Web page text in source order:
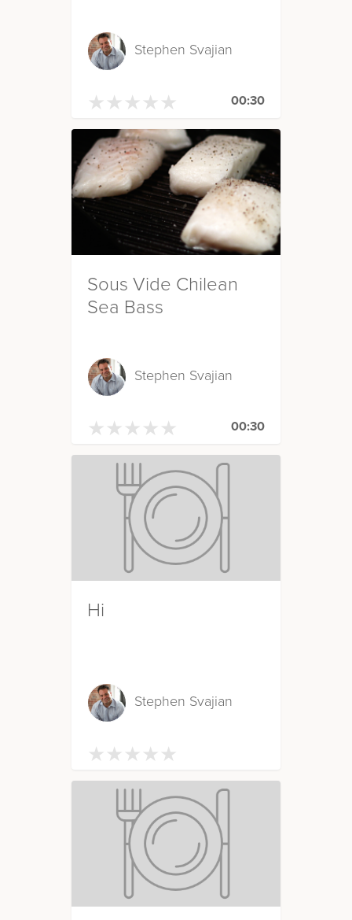
Stephen Svajian
★ ★ ★ ★ ★
★ ★ ★ ★ ★ 00:30
Sous Vide Chilean
Sea Bass
Stephen Svajian
★ ★ ★ ★ ★
★ ★ ★ ★ ★ 00:30
Hi
Stephen Svajian
★ ★ ★ ★ ★
★ ★ ★ ★ ★